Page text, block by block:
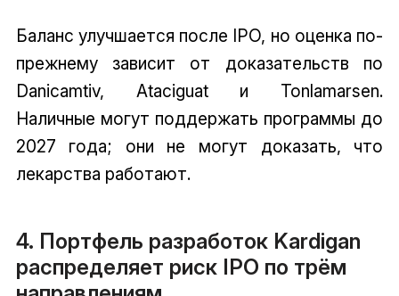
Баланс улучшается после IPO, но оценка по-
прежнему зависит от доказательств по
Danicamtiv, Ataciguat и Tonlamarsen.
Наличные могут поддержать программы до
2027 года; они не могут доказать, что
лекарства работают.
4. Портфель разработок Kardigan
распределяет риск IPO по трём